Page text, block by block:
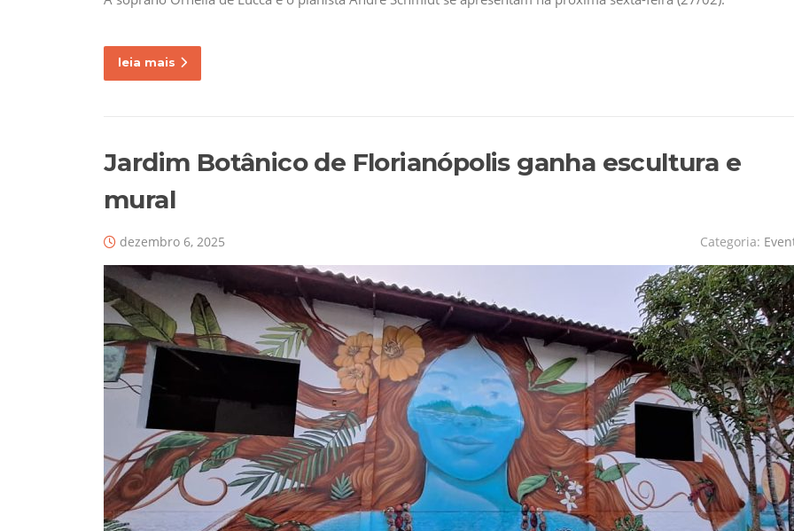
leia mais
Jardim Botânico de Florianópolis ganha escultura e
mural
dezembro 6, 2025 Categoria: